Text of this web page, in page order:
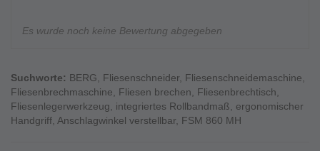
Es wurde noch keine Bewertung abgegeben
Suchworte: BERG, Fliesenschneider, Fliesenschneidemaschine,
Fliesenbrechmaschine, Fliesen brechen, Fliesenbrechtisch,
Fliesenlegerwerkzeug, integriertes Rollbandmaß, ergonomischer
Handgriff, Anschlagwinkel verstellbar, FSM 860 MH